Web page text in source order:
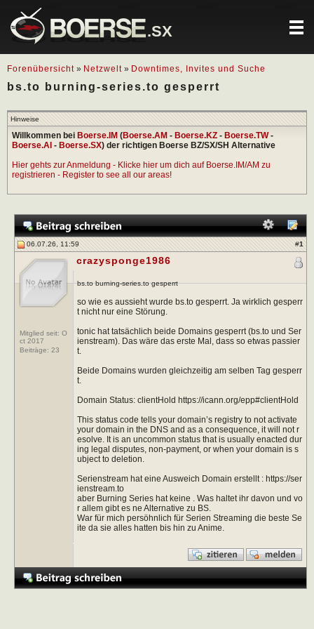
.SX
Forenübersicht » Netzwelt » Downtimes, Invites und Suche
bs.to burning-series.to gesperrt
Hinweise
Willkommen bei Boerse.IM (Boerse.AM - Boerse.KZ - Boerse.TW-
Boerse.AI - Boerse.SX) der richtigen Boerse BZ/SX/SH Alternative
Hier gehts zur Anmeldung - Klicke hier um dich auf Boerse.IM/AM zu
registrieren - Register to see all our areas!
06.07.26, 11:59 #1
Mitglied seit: O
ct 2017
Beiträge: 23
crazysponge1986
bs.to burning-series.to gesperrt
so wie es aussieht wurde bs.to gesperrt. Ja wirklich gesperr
t nicht nur eine Störung.
tonic hat tatsächlich beide Domains gesperrt (bs.to und Ser
ienstream). Das wäre das erste Mal, dass so etwas passier
t.
Beide Domains wurden gleichzeitig am selben Tag gesperr
t.
Domain Status: clientHold https://icann.org/epp#clientHold
This status code tells your domain’s registry to not activate
your domain in the DNS and as a consequence, it will not r
esolve. It is an uncommon status that is usually enacted dur
ing legal disputes, non-payment, or when your domain is s
ubject to deletion.
Serienstream hat eine Ausweich Domain erstellt : https://ser
ienstream.to
aber Burning Series hat keine . Was haltet ihr davon und vo
r allem gibt es ne Alternative zu BS.
War für mich persöhnlich für Serien Streaming die beste Se
ite da sie alles hatten bis hin zu Anime.